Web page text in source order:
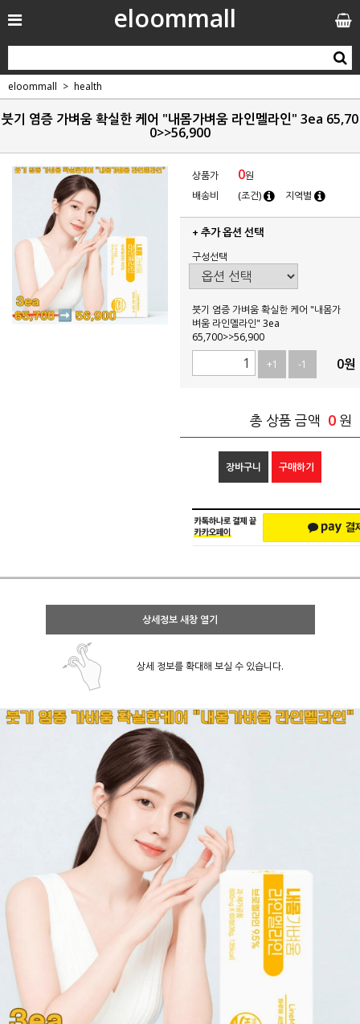
eloommall
eloommall health
붓기 염증 가벼움 확실한 케어 "내몸가벼움 라인멜라인" 3ea 65,70
0>>56,900
상품가 0원
배송비
(조건) 지역별
+ 추가 옵션 선택
구성선택
붓기 염증 가벼움 확실한 케어 "내몸가
벼움 라인멜라인" 3ea
65,700>>56,900
+1
-1 0원
총 상품 금액 0 원
장바구니 구매하기
상세정보 새창 열기
상세 정보를 확대해 보실 수 있습니다.